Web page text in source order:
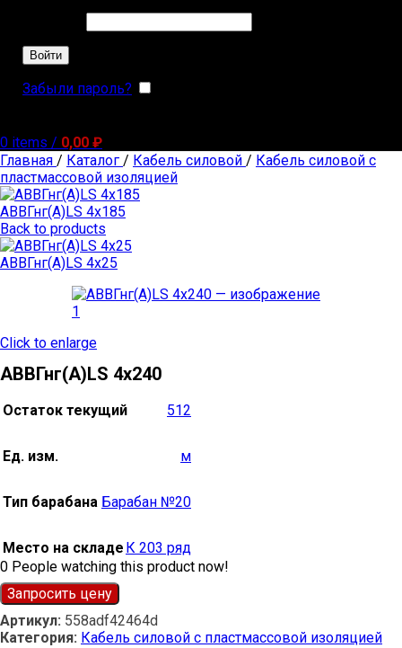
Войти
Забыли пароль?
0 items / 0,00 ₽
Главная / Каталог / Кабель силовой / Кабель силовой с
пластмассовой изоляцией
АВВГнг(А)LS 4х185
Back to products
АВВГнг(А)LS 4х25
Click to enlarge
АВВГнг(А)LS 4х240
Остаток текущий 512
Ед. изм. м
Тип барабана Барабан №20
Место на складе К 203 ряд
0 People watching this product now!
Запросить цену
Артикул: 558adf42464d
Категория: Кабель силовой с пластмассовой изоляцией